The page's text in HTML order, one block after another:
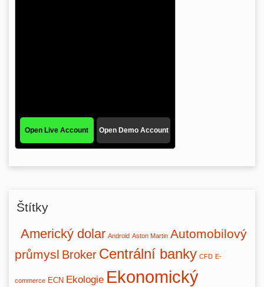
Štítky
Americký dolar Android Aston Martin Automobilový
průmysl Broker Centrální banky CFD E-
commerce ECN Ekologie Ekonomický